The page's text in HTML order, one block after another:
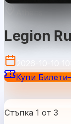
Athens
Legion
Купи Билети
Стъпка 1 от 3